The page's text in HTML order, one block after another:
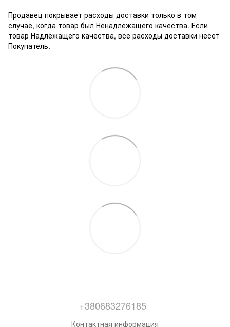
Продавец покрывает расходы доставки только в том
случае, когда товар был Ненадлежащего качества. Если
товар Надлежащего качества, все расходы доставки несет
Покупатель.
+380683276185
Контактная информация